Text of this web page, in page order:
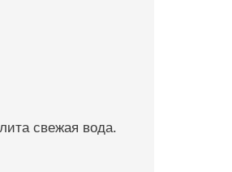
свежая вода.